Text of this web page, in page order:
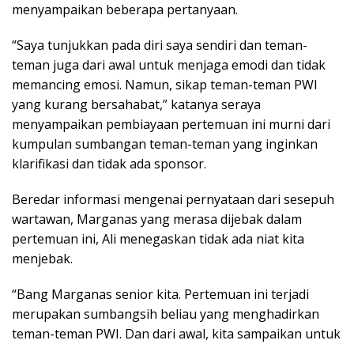
menyampaikan beberapa pertanyaan.
“Saya tunjukkan pada diri saya sendiri dan teman-
teman juga dari awal untuk menjaga emodi dan tidak
memancing emosi. Namun, sikap teman-teman PWI
yang kurang bersahabat,” katanya seraya
menyampaikan pembiayaan pertemuan ini murni dari
kumpulan sumbangan teman-teman yang inginkan
klarifikasi dan tidak ada sponsor.
Beredar informasi mengenai pernyataan dari sesepuh
wartawan, Marganas yang merasa dijebak dalam
pertemuan ini, Ali menegaskan tidak ada niat kita
menjebak.
“Bang Marganas senior kita. Pertemuan ini terjadi
merupakan sumbangsih beliau yang menghadirkan
teman-teman PWI. Dan dari awal, kita sampaikan untuk